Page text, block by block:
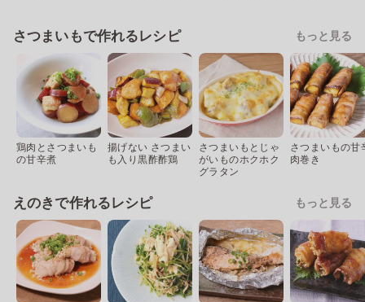
さつまいもで作れるレシピ もっと見る
鶏肉とさつまいも
の甘辛煮
揚げない さつまい
も入り黒酢酢鶏
さつまいもとじゃ
がいものホクホク
グラタン
さつまいもの甘
肉巻き
えのきで作れるレシピ もっと見る